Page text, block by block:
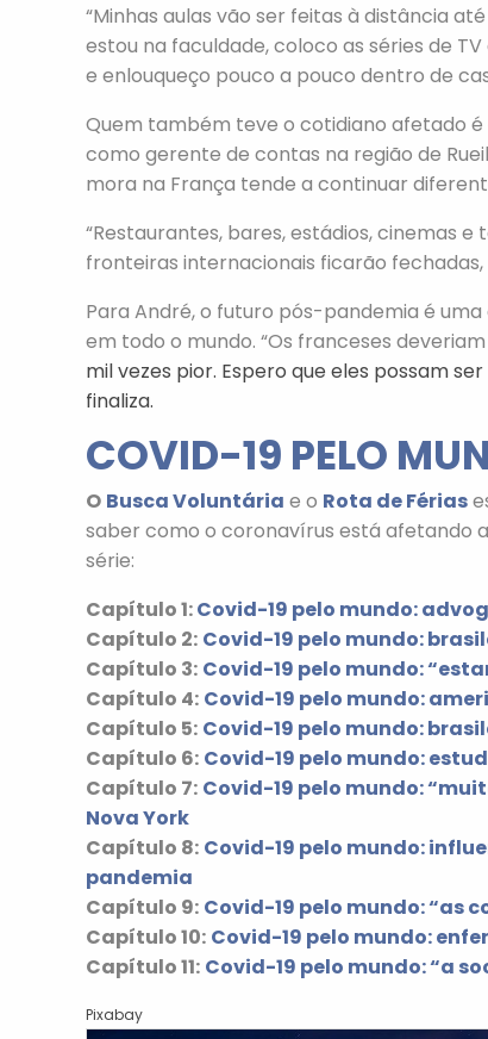
“Minhas aulas vão ser feitas à distância
estou na faculdade, coloco as séries de
e enlouqueço pouco a pouco dentro de
Quem também teve o cotidiano afetado é
como gerente de contas na região de
mora na França tende a continuar
“Restaurantes, bares, estádios, cinemas
fronteiras internacionais ficarão
Para André, o futuro pós-pandemia é
em todo o mundo. “Os franceses
mil vezes pior. Espero que eles possam
finaliza.
COVID-19 PELO
O Busca Voluntária e o Rota de Férias
saber como o coronavírus está afetando
série:
Capítulo 1:Covid-19 pelo mundo:
Capítulo 2: Covid-19 pelo mundo:
Capítulo 3: Covid-19 pelo mundo:
Capítulo 4: Covid-19 pelo mundo:
Capítulo 5: Covid-19 pelo mundo:
Capítulo 6: Covid-19 pelo mundo:
Capítulo 7: Covid-19 pelo mundo:
Nova York
Capítulo 8: Covid-19 pelo mundo:
pandemia
Capítulo 9: Covid-19 pelo mundo: “as
Capítulo 10: Covid-19 pelo mundo:
Capítulo 11: Covid-19 pelo mundo: “a
Pixabay